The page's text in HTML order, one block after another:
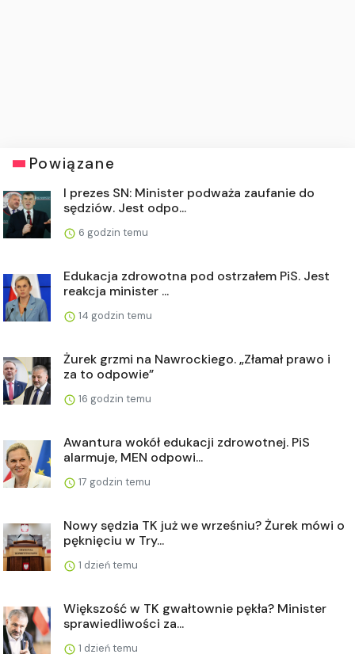
Powiązane
I prezes SN: Minister podważa zaufanie do
sędziów. Jest odpo...
6 godzin temu
Edukacja zdrowotna pod ostrzałem PiS. Jest
reakcja minister ...
14 godzin temu
Żurek grzmi na Nawrockiego. „Złamał prawo i
za to odpowie”
16 godzin temu
Awantura wokół edukacji zdrowotnej. PiS
alarmuje, MEN odpowi...
17 godzin temu
Nowy sędzia TK już we wrześniu? Żurek mówi o
pęknięciu w Try...
1 dzień temu
Większość w TK gwałtownie pękła? Minister
sprawiedliwości za...
1 dzień temu